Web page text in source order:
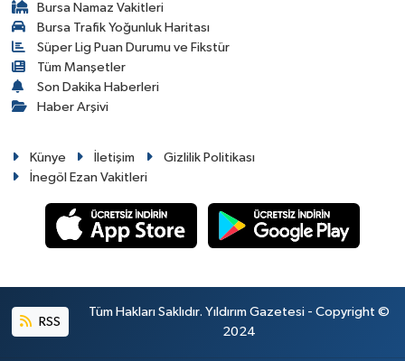
Bursa Namaz Vakitleri
Bursa Trafik Yoğunluk Haritası
Süper Lig Puan Durumu ve Fikstür
Tüm Manşetler
Son Dakika Haberleri
Haber Arşivi
Künye İletişim
Gizlilik Politikası
İnegöl Ezan Vakitleri
RSS
Tüm Hakları Saklıdır. Yıldırım Gazetesi - Copyright ©
2024